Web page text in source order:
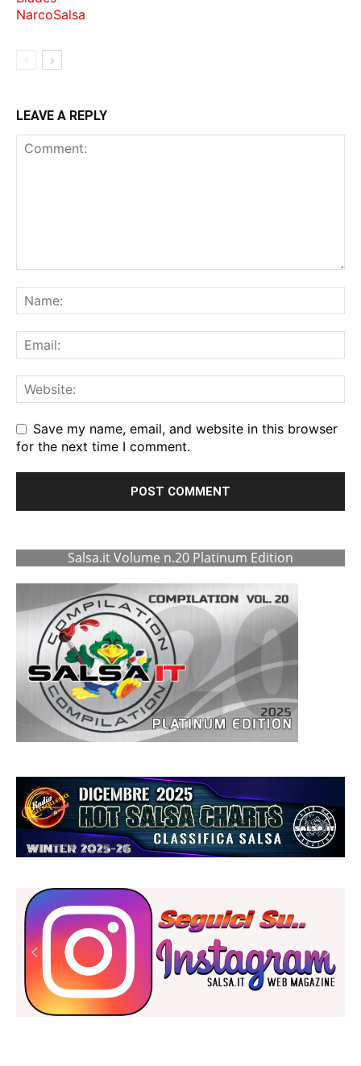
LEAVE A REPLY
Save my name, email, and website in this browser
for the next time I comment.
Salsa.it Volume n.20 Platinum Edition